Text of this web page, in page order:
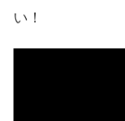
い！